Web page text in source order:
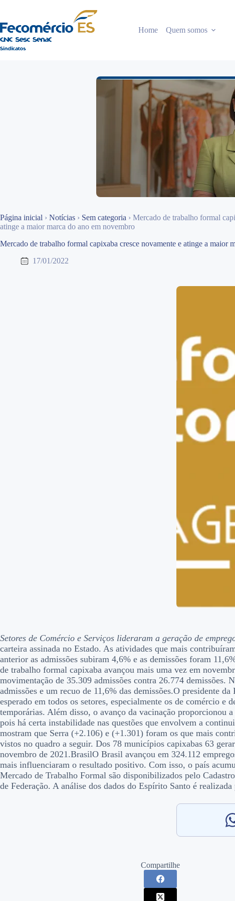
o
conteúdo
Home Quem somos
Página inicial › Notícias › Sem categoria › Mercado de trabalho formal
atinge a maior marca do ano em novembro
Mercado de trabalho formal capixaba cresce novamente e atinge a maior
17/01/2022
Setores de Comércio e Serviços lideraram a geração de
carteira assinada no Estado. As atividades que mais
anterior as admissões subiram 4,6% e as demissões foram
de trabalho formal capixaba avançou mais uma vez em
movimentação de 35.309 admissões contra 26.774
admissões e um recuo de 11,6% das demissões.O presidente
esperado em todos os setores, especialmente os de comércio e
temporárias. Além disso, o avanço da vacinação proporcionou
pois há certa instabilidade nas questões que envolvem a
mostram que Serra (+2.106) e (+1.301) foram os que mais
vistos no quadro a seguir. Dos 78 municípios capixabas 63
novembro de 2021.BrasilO Brasil avançou em 324.112
mais influenciaram o resultado positivo. Com isso, o país
Mercado de Trabalho Formal são disponibilizados pelo
de Federação. A análise dos dados do Espírito Santo é
Compartilhe